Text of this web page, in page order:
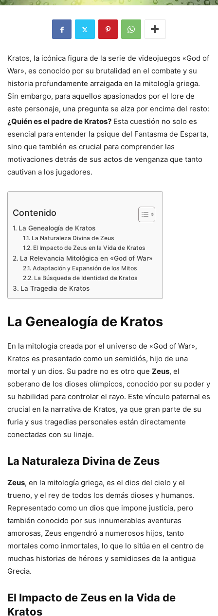
Kratos, la icónica figura de la serie de videojuegos «God of
War», es conocido por su brutalidad en el combate y su
historia profundamente arraigada en la mitología griega.
Sin embargo, para aquellos apasionados por el lore de
este personaje, una pregunta se alza por encima del resto:
¿Quién es el padre de Kratos? Esta cuestión no solo es
esencial para entender la psique del Fantasma de Esparta,
sino que también es crucial para comprender las
motivaciones detrás de sus actos de venganza que tanto
cautivan a los jugadores.
Contenido
La Genealogía de Kratos
La Naturaleza Divina de Zeus
El Impacto de Zeus en la Vida de Kratos
La Relevancia Mitológica en «God of War»
Adaptación y Expansión de los Mitos
La Búsqueda de Identidad de Kratos
La Tragedia de Kratos
La Genealogía de Kratos
En la mitología creada por el universo de «God of War»,
Kratos es presentado como un semidiós, hijo de una
mortal y un dios. Su padre no es otro que Zeus, el
soberano de los dioses olímpicos, conocido por su poder y
su habilidad para controlar el rayo. Este vínculo paternal es
crucial en la narrativa de Kratos, ya que gran parte de su
furia y sus tragedias personales están directamente
conectadas con su linaje.
La Naturaleza Divina de Zeus
Zeus, en la mitología griega, es el dios del cielo y el
trueno, y el rey de todos los demás dioses y humanos.
Representado como un dios que impone justicia, pero
también conocido por sus innumerables aventuras
amorosas, Zeus engendró a numerosos hijos, tanto
mortales como inmortales, lo que lo sitúa en el centro de
muchas historias de héroes y semidioses de la antigua
Grecia.
El Impacto de Zeus en la Vida de
Kratos